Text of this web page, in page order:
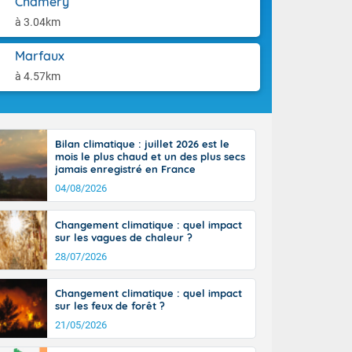
à 3.04km
Marfaux
à 4.57km
l'après-
14
il fait
30 à 35
Bilan climatique : juillet 2026 est le
mois le plus chaud et un des plus secs
jamais enregistré en France
04/08/2026
Changement climatique : quel impact
sur les vagues de chaleur ?
28/07/2026
Changement climatique : quel impact
sur les feux de forêt ?
21/05/2026